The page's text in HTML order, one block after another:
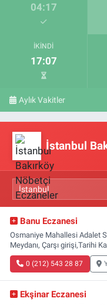
04:17
İKINDI
17:07
Aylık Vakitler
İstanbul
Banu Eczanesi
Osmaniye Mahallesi Adalet
Meydanı, Çarşı girişi,Tarihi
0 (212) 543 28 87
Ekşinar Eczanesi